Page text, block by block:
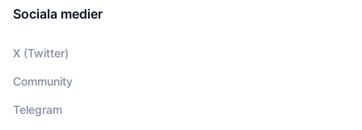
Sociala medier
X (Twitter)
Community
Telegram